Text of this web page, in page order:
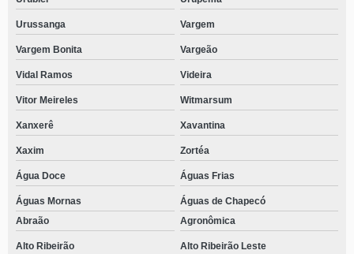
Urussanga Vargem
Vargem Bonita Vargeão
Vidal Ramos Videira
Vitor Meireles Witmarsum
Xanxerê Xavantina
Xaxim Zortéa
Água Doce Águas Frias
Águas Mornas
Águas de Chapecó
Abraão
Agronômica
Alto Ribeirão Alto Ribeirão Leste